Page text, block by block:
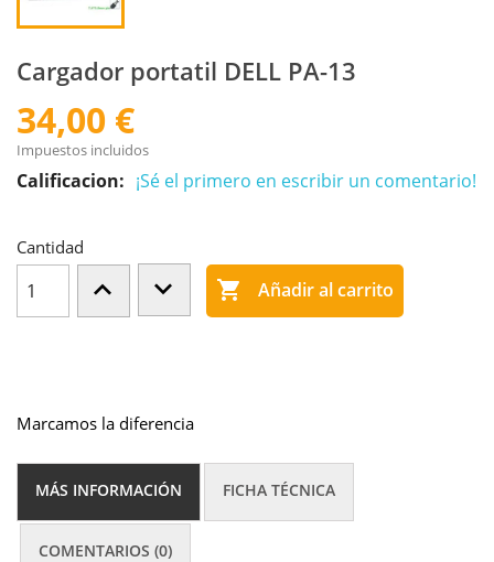
Cargador portatil DELL PA-13
34,00 €
Impuestos incluidos
Calificacion: ¡Sé el primero en escribir un comentario!
Cantidad
 Añadir al carrito
Marcamos la diferencia
MÁS INFORMACIÓN FICHA TÉCNICA
COMENTARIOS (0)